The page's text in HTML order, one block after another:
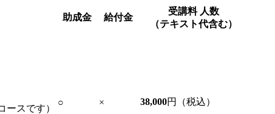
助成金 給付金
受講料 人数
（テキスト代含む）
ースです）
○ × 38,000円（税込）